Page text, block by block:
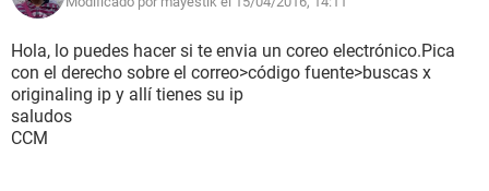
Hola, lo puedes hacer si te envia un coreo electrónico.Pica
con el derecho sobre el correo>código fuente>buscas x
originaling ip y allí tienes su ip
saludos
CCM